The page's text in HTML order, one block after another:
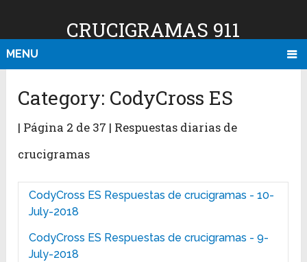
CRUCIGRAMAS 911
MENU
Category: CodyCross ES
| Página 2 de 37 | Respuestas diarias de
crucigramas
CodyCross ES Respuestas de crucigramas - 10-
July-2018
CodyCross ES Respuestas de crucigramas - 9-
July-2018